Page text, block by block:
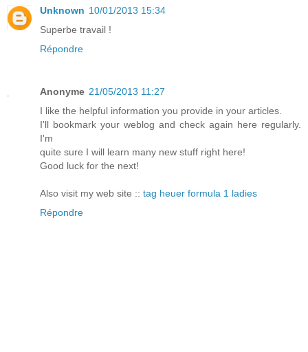
Unknown 10/01/2013 15:34
Superbe travail !
Répondre
Anonyme 21/05/2013 11:27
I like the helpful information you provide in your articles.
I'll bookmark your weblog and check again here regularly.
I'm
quite sure I will learn many new stuff right here!
Good luck for the next!
Also visit my web site :: tag heuer formula 1 ladies
Répondre